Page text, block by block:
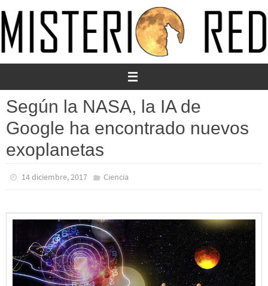
al
contenido
Según la NASA, la IA de
Google ha encontrado nuevos
exoplanetas
14 diciembre, 2017 Ciencia